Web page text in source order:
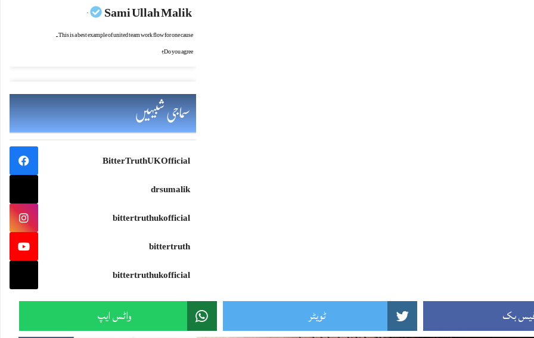
Sami Ullah Malik
·
This is a best example of united team work flow for one cause.
Do you agree?
Sami Ullah Malik
سمندرجتناوسیع ہو،جہازکواتنی ہی مضبوط سمت درکارہوتی ہے۔اور تہذیب جتنی بلند ہو،اسے اتنی ہی گہری
#wisdom #knowledge
سماجی شبیہیں
BitterTruthUKOfficial
drsumalik
bittertruthukofficial
bittertruth
bittertruthukofficial
بک ٹویٹر واٹس ایپ